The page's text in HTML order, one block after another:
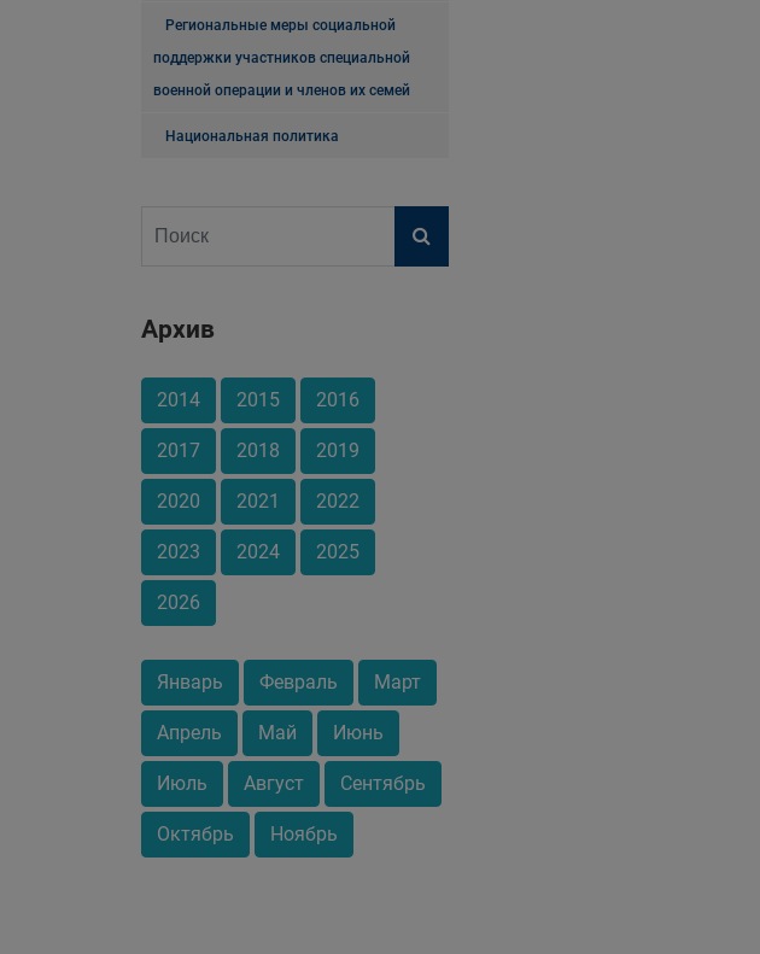
Региональные меры социальной
поддержки участников специальной
военной операции и членов их семей
Национальная политика
Архив
2014 2015 2016
2017 2018 2019
2020 2021 2022
2023 2024 2025
2026
Январь Февраль Март
Апрель Май Июнь
Июль Август Сентябрь
Октябрь Ноябрь